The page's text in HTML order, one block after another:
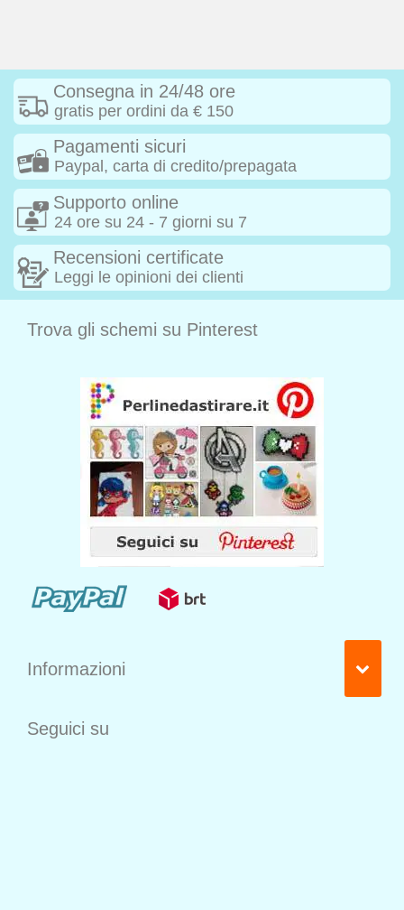
Consegna in 24/48 ore
gratis per ordini da € 150
Pagamenti sicuri
Paypal, carta di credito/prepagata
Supporto online
24 ore su 24 - 7 giorni su 7
Recensioni certificate
Leggi le opinioni dei clienti
Trova gli schemi su Pinterest
Informazioni
Seguici su